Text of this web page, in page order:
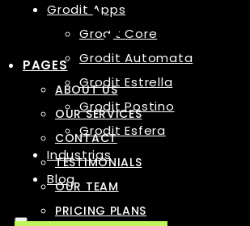
Grodit Apps
Grodit Core
Grodit Automata
Grodit Estrella
Grodit Postino
Grodit Esfera
Industrias
Blog
PAGES
ABOUT US
OUR SERVICES
CONTACT
TESTIMONIALS
OUR TEAM
PRICING PLANS